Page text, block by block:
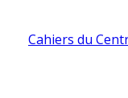
Cahiers du